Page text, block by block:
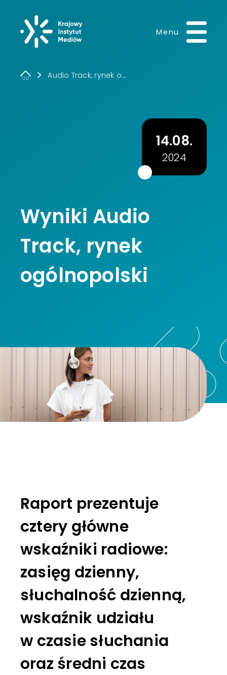
Krajowy Instytut
Menu
Audio Track, rynek o...
Wyniki Audio
Track, rynek
ogólnopolski
14.08.
2024
Raport prezentuje
cztery główne
wskaźniki radiowe:
zasięg dzienny,
słuchalność dzienną,
wskaźnik udziału
w czasie słuchania
oraz średni czas